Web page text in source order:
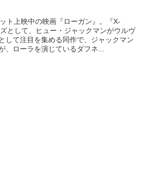
ト上映中の映画『ローガン』。『X-
として、ヒュー・ジャックマンがウルヴ
して注目を集める同作で、ジャックマン
、ローラを演じているダフネ...